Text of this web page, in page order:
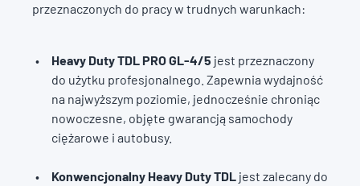
przeznaczonych do pracy w trudnych warunkach:
Heavy Duty TDL PRO GL-4/5 jest przeznaczony
do użytku profesjonalnego. Zapewnia wydajność
na najwyższym poziomie, jednocześnie chroniąc
nowoczesne, objęte gwarancją samochody
ciężarowe i autobusy.
Konwencjonalny Heavy Duty TDL jest zalecany do